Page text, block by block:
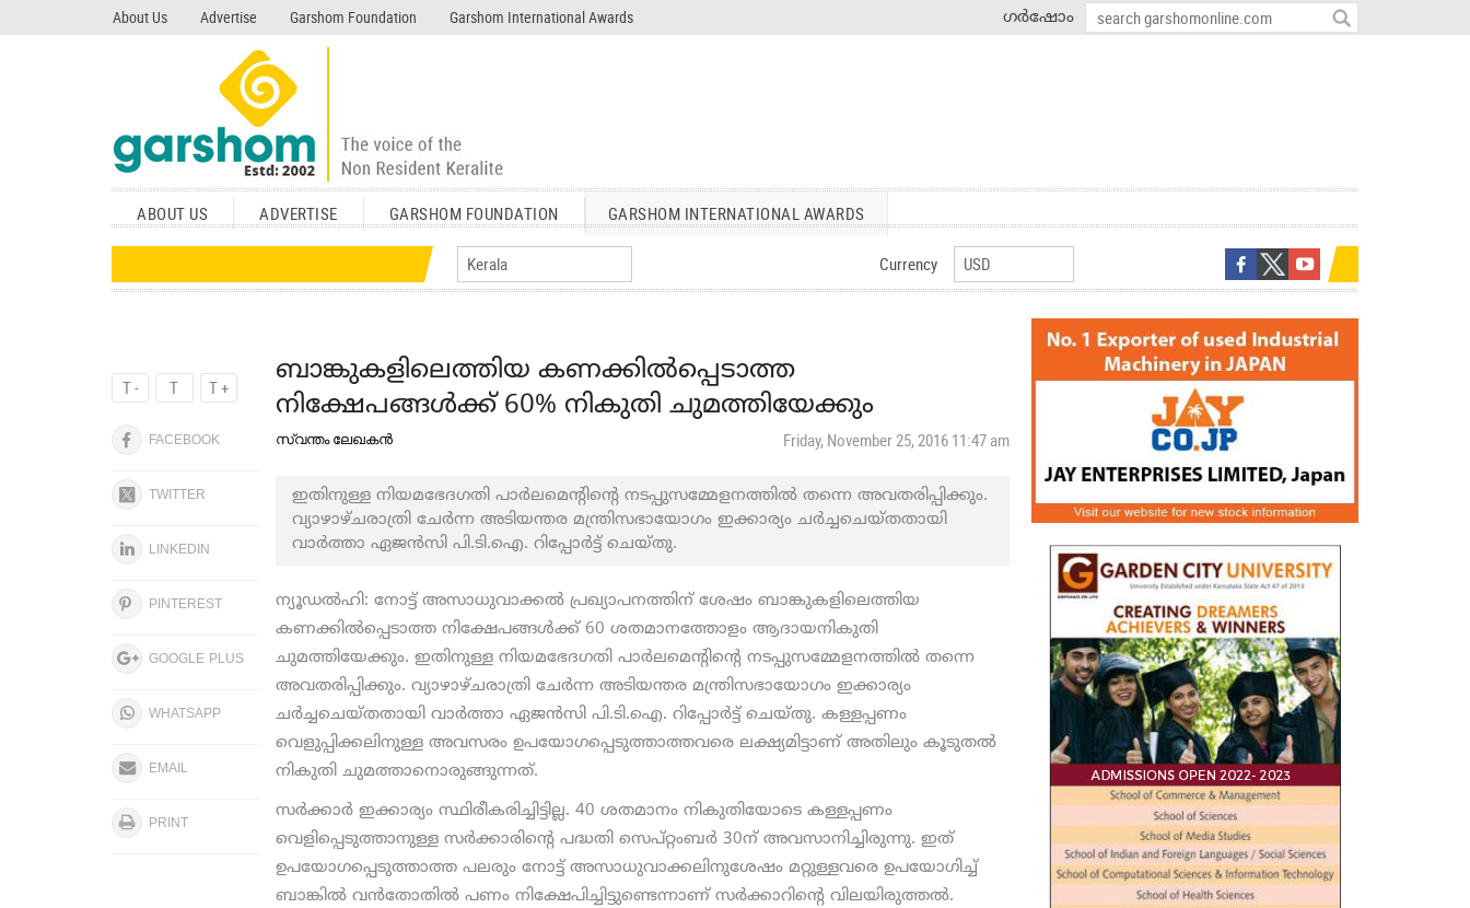
About Us Advertise Garshom Foundation Garshom International Awards ഗർഷോം
garshom.com
ABOUT US ADVERTISE GARSHOM FOUNDATION GARSHOM INTERNATIONAL AWARDS
Currency
T - T T +
FACEBOOK
TWITTER
LINKEDIN
PINTEREST
GOOGLE PLUS
WHATSAPP
EMAIL
PRINT
ബാങ്കുകളിലെത്തിയ കണക്കില്‍പ്പെടാത്ത
നിക്ഷേപങ്ങള്‍ക്ക് 60% നികുതി ചുമത്തിയേക്കും
സ്വന്തം ലേഖകന്‍ Friday, November 25, 2016 11:47 am
ഇതിനുള്ള നിയമഭേദഗതി പാര്‍ലമെന്റിന്റെ നടപ്പുസമ്മേളനത്തില്‍ തന്നെ അവതരിപ്പിക്കും.
വ്യാഴാഴ്ചരാത്രി ചേര്‍ന്ന അടിയന്തര മന്ത്രിസഭായോഗം ഇക്കാര്യം ചര്‍ച്ചചെയ്തതായി
വാര്‍ത്താ ഏജന്‍സി പി.ടി.ഐ. റിപ്പോര്‍ട്ട് ചെയ്തു.
ന്യൂഡല്‍ഹി: നോട്ട് അസാധുവാക്കല്‍ പ്രഖ്യാപനത്തിന് ശേഷം ബാങ്കുകളിലെത്തിയ
കണക്കില്‍പ്പെടാത്ത നിക്ഷേപങ്ങള്‍ക്ക് 60 ശതമാനത്തോളം ആദായനികുതി
ചുമത്തിയേക്കും. ഇതിനുള്ള നിയമഭേദഗതി പാര്‍ലമെന്റിന്റെ നടപ്പുസമ്മേളനത്തില്‍ തന്നെ
അവതരിപ്പിക്കും. വ്യാഴാഴ്ചരാത്രി ചേര്‍ന്ന അടിയന്തര മന്ത്രിസഭായോഗം ഇക്കാര്യം
ചര്‍ച്ചചെയ്തതായി വാര്‍ത്താ ഏജന്‍സി പി.ടി.ഐ. റിപ്പോര്‍ട്ട് ചെയ്തു. കള്ളപ്പണം
വെളുപ്പിക്കലിനുള്ള അവസരം ഉപയോഗപ്പെടുത്താത്തവരെ ലക്ഷ്യമിട്ടാണ് അതിലും കൂടുതല്‍
നികുതി ചുമത്താനൊരുങ്ങുന്നത്.
സര്‍ക്കാര്‍ ഇക്കാര്യം സ്ഥിരീകരിച്ചിട്ടില്ല. 40 ശതമാനം നികുതിയോടെ കള്ളപ്പണം
വെളിപ്പെടുത്താനുള്ള സര്‍ക്കാരിന്റെ പദ്ധതി സെപ്റ്റംബര്‍ 30ന് അവസാനിച്ചിരുന്നു. ഇത്
ഉപയോഗപ്പെടുത്താത്ത പലരും നോട്ട് അസാധുവാക്കലിനുശേഷം മറ്റുള്ളവരെ ഉപയോഗിച്ച്
ബാങ്കില്‍ വന്‍തോതില്‍ പണം നിക്ഷേപിച്ചിട്ടുണ്ടെന്നാണ് സര്‍ക്കാറിന്റെ വിലയിരുത്തല്‍.